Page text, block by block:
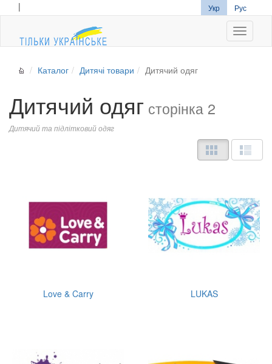
| Укр Рус
Каталог Дитячі товари Дитячий одяг
Дитячий одяг сторінка 2
Дитячий та підлітковий одяг
Love & Carry LUKAS